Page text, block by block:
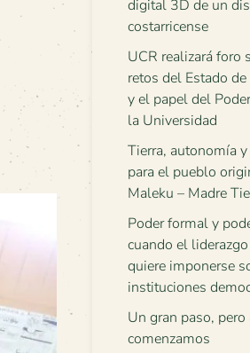
digital 3D de un
costarricense
UCR realizará foro
retos del Estado de
y el papel del
la Universidad
Tierra, autonomía
para el pueblo
Maleku – Madre
Poder formal y
cuando el
quiere imponerse
instituciones
Un gran paso, pero
comenzamos